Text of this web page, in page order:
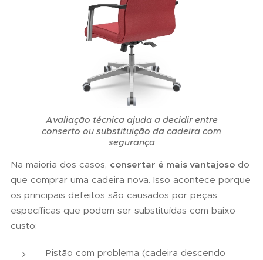
Avaliação técnica ajuda a decidir entre
conserto ou substituição da cadeira com
segurança
Na maioria dos casos, consertar é mais vantajoso do
que comprar uma cadeira nova. Isso acontece porque
os principais defeitos são causados por peças
específicas que podem ser substituídas com baixo
custo:
Pistão com problema (cadeira descendo